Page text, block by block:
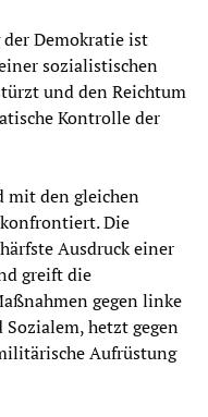
der Demokratie ist
sozialistischen
und den Reichtum
Kontrolle der
mit den gleichen
Die
Ausdruck einer
greift die
gegen linke
hetzt gegen
Aufrüstung